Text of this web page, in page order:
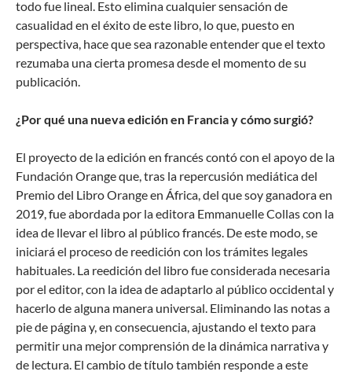
todo fue lineal. Esto elimina cualquier sensación de
casualidad en el éxito de este libro, lo que, puesto en
perspectiva, hace que sea razonable entender que el texto
rezumaba una cierta promesa desde el momento de su
publicación.
¿Por qué una nueva edición en Francia y cómo surgió?
El proyecto de la edición en francés contó con el apoyo de la
Fundación Orange que, tras la repercusión mediática del
Premio del Libro Orange en África, del que soy ganadora en
2019, fue abordada por la editora Emmanuelle Collas con la
idea de llevar el libro al público francés. De este modo, se
iniciará el proceso de reedición con los trámites legales
habituales. La reedición del libro fue considerada necesaria
por el editor, con la idea de adaptarlo al público occidental y
hacerlo de alguna manera universal. Eliminando las notas a
pie de página y, en consecuencia, ajustando el texto para
permitir una mejor comprensión de la dinámica narrativa y
de lectura. El cambio de título también responde a este